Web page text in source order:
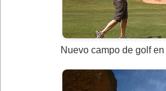
Nuevo campo de golf